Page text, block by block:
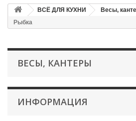
ВСЁ ДЛЯ КУХНИ Весы,
Рыбка
ВЕСЫ, КАНТЕРЫ
ИНФОРМАЦИЯ